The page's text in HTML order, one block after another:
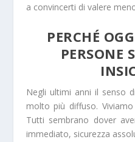
a convincerti di valere
PERCHÉ
PERSONE
Negli ultimi anni il senso
molto più diffuso.
Tutti sembrano dover
immediato, sicurezza